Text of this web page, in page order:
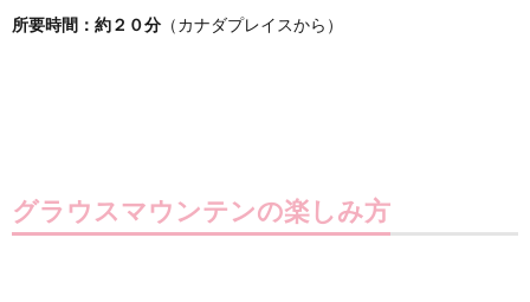
所要時間：約２０分 （カナダプレイスから）
グラウスマウンテンの楽しみ方